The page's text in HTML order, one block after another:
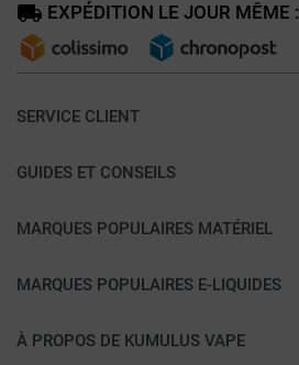
EXPÉDITION LE JOUR MÊME :
SERVICE CLIENT
GUIDES ET CONSEILS
MARQUES POPULAIRES MATÉRIEL
MARQUES POPULAIRES E-LIQUIDES
À PROPOS DE KUMULUS VAPE